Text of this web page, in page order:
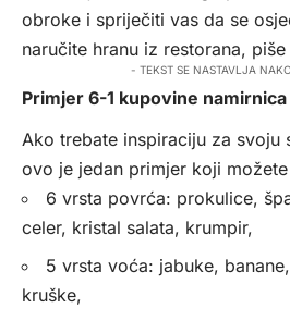
obroke i spriječiti vas da se
naručite hranu iz restorana, piše
- TEKST SE NASTAVLJA
Primjer 6-1 kupovine namirnica
Ako trebate inspiraciju za svoju
ovo je jedan primjer koji
6 vrsta povrća: prokulice,
celer, kristal salata, krumpir,
5 vrsta voća: jabuke,
kruške,